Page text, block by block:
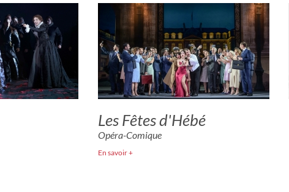
Les Fêtes d'Hébé
Opéra-Comique
En savoir +